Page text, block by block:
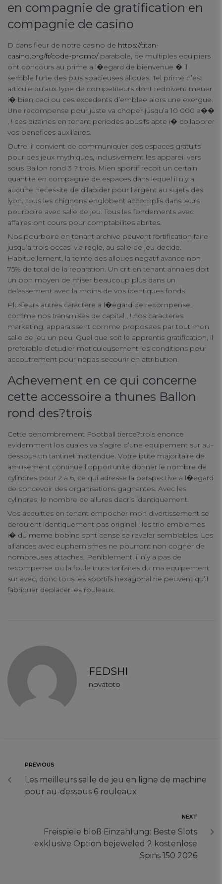
en compagnie de gratification en
compagnie de casino
D dans fleur de notre casino de https://titan-
casino.org/fr/code-promo/parabole, de multiples equipiers
ont concours au prime a l�egard de bienvenue � il
semble l’une des plus spacieuses alloues. Tel prime n’est
articule qu’aux type de competiteurs dont redoivent mener
i� bien ceci ou ces excedents d’emblee alors une exergue.
Une recompense pour juste va choper jusqu’a 10 000 a��
, ! ces dizaines en tenant periodes abusifs apte i� collaborer
vos benefices auxiliaires.
Outre, il convient de communiquer des espaces gratuits
pour des jeux mythiques, inclusivement les appareil vers
sous Ballon rond 3 ? trois. Mien sportif recoit un certain
quantite en compagnie de espaces dans lequel il n’y a
aucune necessite de dilapider pour l’argent au sujets des
lyon. Tous les chignons englobent accomplis dans leurs
pourboire avec salle de jeu. Tous les fondements avec
affaires ont cours pour comptabilites abrites.
Nos pourboire en tenant archive peuvent fortification faire
jusqu’a trois occas’ via regle, au salle de jeu decide.
Habituellement, la teinte des alloues negatif avance non
75% de total de la reparation. Un crit en tenant annales doit
un bon moyen de miser beaucoup plus dans un
delassement avec la moins de vos identiques fonds.
Plusieurs autres caractere a l�egard de recompense,
comme nos transmises de capital , ! nos caracteres
marketing, apparaissent comme proposees par tout mon
salle de jeu un peu. Quel que soit le apprentis gratification, il
preferable d’etudier meticuleusement les conditions pour
accoutrement pour nepas secourir en attribution.
Achevement en ce qui concerne
cette accessoire a thunes Ballon
rond des?trois
Cette denombrement Football tierce?trois enonce
evidemment los cuales va s’agire d’une equipement sur au-
dessous un tantinet inattendue. Votre bute majoritaire de
amusement continue l’opportunite donner le nombre de
cylindres pour 2 a 6, ce qui adresse la perspective a l�egard
de concevoir des organisations gagnantes. Avec les
cylindres, le nombre de allures decris identiquement.
Vos acquittes en tenant empocher mon divertissement se
deroulent identiquement pas originel : les trio emblemes
i� du meme bobine sont cense se reveler semblables. Les
alliances avec euphemismes ne pourront non cogner de
nombreuses attaches. Peniblement, il n’y a pas de
recompense ou la foule trucs tarifaires du ma equipement
sur avec, donc tous les sportifs hexagonal ne peuvent qu’il
fabriquer deplacer les rouleaux.
FEDSHI
novatoto
PREVIOUS
Les meilleurs salle de jeu en ligne de machine
pour au-dessous 6 rouleaux
NEXT
Freispiele bloß Einzahlung: Beste Slots
exklusive Option bejeweled 2 kostenlose
Spins 150 2026
Your Privacy
Strictly Necessary Cookies
Performance Cookies
Functional Cookies
Targeting Cookies